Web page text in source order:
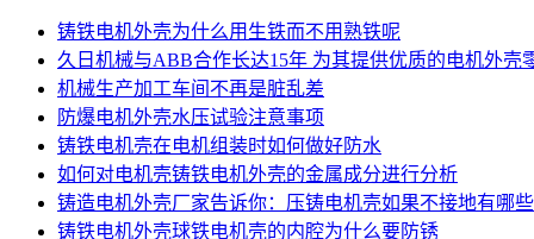
铸铁电机外壳为什么用生铁而不用熟铁呢
久日机械与ABB合作长达15年 为其提供优质的电机外壳
机械生产加工车间不再是脏乱差
防爆电机外壳水压试验注意事项
铸铁电机壳在电机组装时如何做好防水
如何对电机壳铸铁电机外壳的金属成分进行分析
铸造电机外壳厂家告诉你：压铸电机壳如果不接地有哪些
铸铁电机外壳球铁电机壳的内腔为什么要防锈